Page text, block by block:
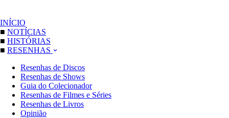
INÍCIO
■ NOTÍCIAS
■ HISTÓRIAS
■ RESENHAS
Resenhas de Discos
Resenhas de Shows
Guia do Colecionador
Resenhas de Filmes e Séries
Resenhas de Livros
Opinião